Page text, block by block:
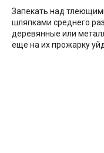
Запекать над
шляпками среднего
деревянные или
еще на их прожарку